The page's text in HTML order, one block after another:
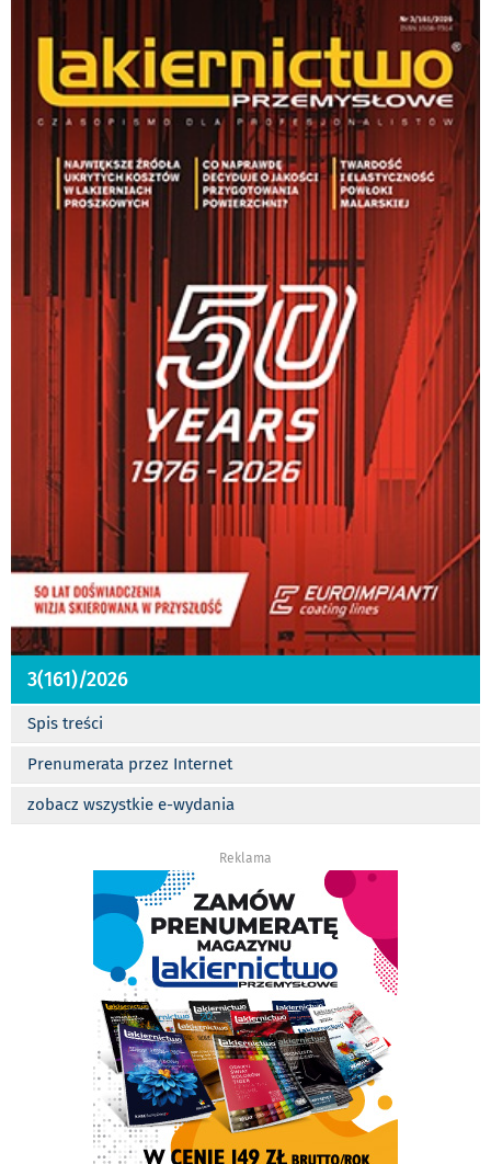
3(161)/2026
Spis treści
Prenumerata przez Internet
zobacz wszystkie e-wydania
Reklama